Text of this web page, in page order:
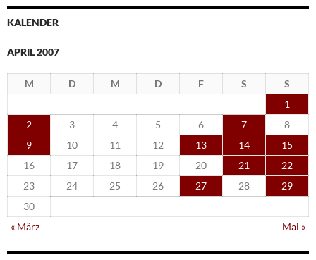
KALENDER
APRIL 2007
M D M D F S
S
1
2
3 4 5 6 7
8
9
10 11 12 13 14
15
16
17 18 19 20 21
22
23
24 25 26 27 28
29
30
« März
Mai »